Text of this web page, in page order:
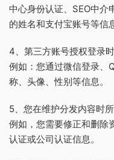
中心身份认证、SEO中介
的姓名和支付宝账号等信
4、第三方账号授权登录
例如：您通过微信登录、
称、头像、性别等信息。
5、您在维护分发内容时
例如，您需要修正和删除
认证或公司认证信息。